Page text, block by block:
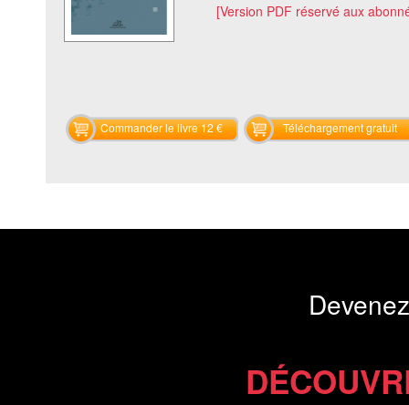
[Version PDF réservé aux
Commander le livre 12 € Téléchargement gratuit